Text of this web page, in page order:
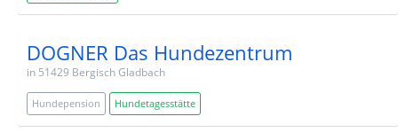
DOGNER Das Hundezentrum
in 51429 Bergisch Gladbach
Hundepension Hundetagesstätte